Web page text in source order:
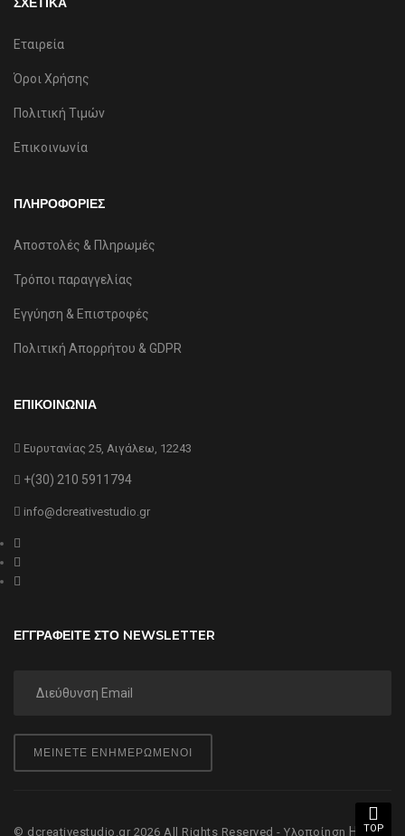
Εταιρεία
Όροι Χρήσης
Πολιτική Τιμών
Επικοινωνία
ΠΛΗΡΟΦΟΡΙΕΣ
Αποστολές & Πληρωμές
Τρόποι παραγγελίας
Εγγύηση & Επιστροφές
Πολιτική Απορρήτου & GDPR
ΕΠΙΚΟΙΝΩΝΙΑ
Ευρυτανίας 25, Αιγάλεω, 12243
+(30) 210 5911794
info@dcreativestudio.gr
ΕΓΓΡΑΦΕΙΤΕ ΣΤΟ NEWSLETTER
ΜΕΙΝΕΤΕ ΕΝΗΜΕΡΩΜΕΝΟΙ
© dcreativestudio.gr 2026 All Rights Reserved - Υλοποίηση Hyper
TOP